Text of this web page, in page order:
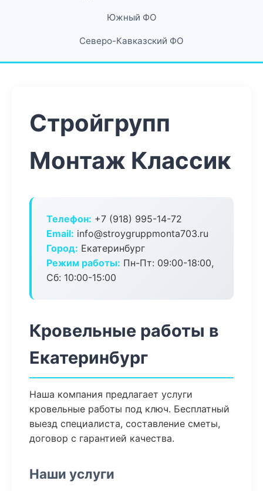
Южный ФО
Северо-Кавказский ФО
Стройгрупп
Монтаж Классик
Телефон: +7 (918) 995-14-72
Email: info@stroygruppmonta703.ru
Город: Екатеринбург
Режим работы: Пн-Пт: 09:00-18:00,
Сб: 10:00-15:00
Кровельные работы в
Екатеринбург
Наша компания предлагает услуги
кровельные работы под ключ. Бесплатный
выезд специалиста, составление сметы,
договор с гарантией качества.
Наши услуги